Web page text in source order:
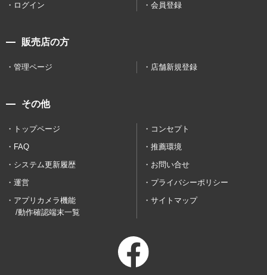
ログイン 会員登録
販売店の方
管理ページ 店舗新規登録
その他
トップページ
コンセプト
FAQ
推薦環境
システム更新履歴
お問い合せ
運営
プライバシーポリシー
アプリカメラ機能
/動作確認端末一覧
サイトマップ